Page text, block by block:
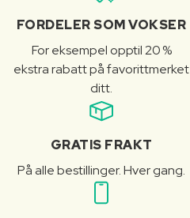
FORDELER SOM VOKSER
For eksempel opptil 20 %
ekstra rabatt på favorittmerket
ditt.
GRATIS FRAKT
På alle bestillinger. Hver gang.